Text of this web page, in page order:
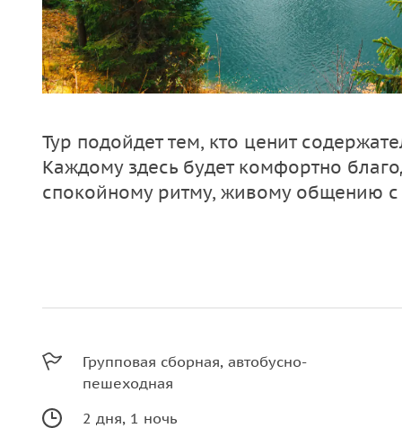
Тур подойдет тем, кто ценит
Каждому здесь будет комфортно
спокойному ритму, живому общению
Групповая сборная, автобусно-
пешеходная
2 дня, 1 ночь